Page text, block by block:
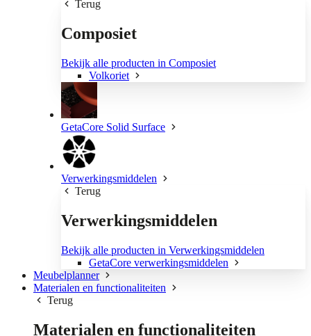
Terug
Composiet
Bekijk alle producten in Composiet
Volkoriet
GetaCore Solid Surface
Verwerkingsmiddelen
Terug
Verwerkingsmiddelen
Bekijk alle producten in Verwerkingsmiddelen
GetaCore verwerkingsmiddelen
Meubelplanner
Materialen en functionaliteiten
Terug
Materialen en functionaliteiten